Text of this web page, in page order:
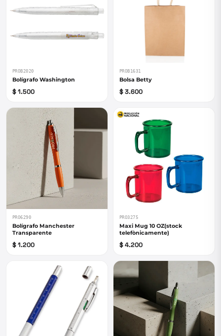
PROB2020
Bolígrafo Washington
$ 1.500
PROB1631
Bolsa Betty
$ 3.600
PRO6290
Bolígrafo Manchester
Transparente
$ 1.200
PRO3275
Maxi Mug 10 OZ(stock
telefònicamente)
$ 4.200